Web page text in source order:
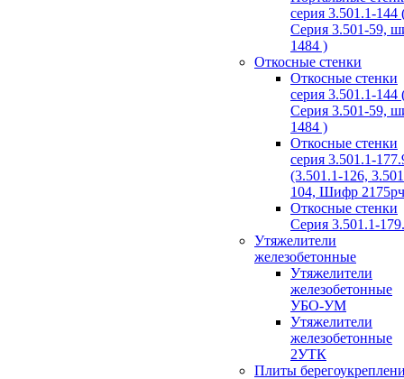
серия 3.501.1-144
Серия 3.501-59,
1484 )
Откосные стенки
Откосные стенки
серия 3.501.1-144
Серия 3.501-59,
1484 )
Откосные стенки
серия 3.501.1-
(3.501.1-126,
104, Шифр
Откосные стенки
Серия 3.501.1-
Утяжелители
железобетонные
Утяжелители
железобетонные
УБО-УМ
Утяжелители
железобетонные
2УТК
Плиты